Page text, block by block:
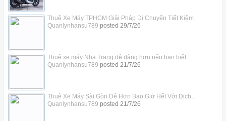
Thuê Xe Máy TPHCM Giải Pháp Di Chuyển Tiết Kiệm
Quanlynhansu789 posted 29/7/26
Thuê xe máy Nha Trang dễ dàng hơn nếu bạn biết...
Quanlynhansu789 posted 21/7/26
Thuê Xe Máy Sài Gòn Dễ Hơn Bao Giờ Hết Với Dịch...
Quanlynhansu789 posted 21/7/26